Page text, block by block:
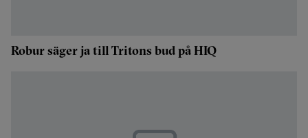
Robur säger ja till Tritons bud på HIQ